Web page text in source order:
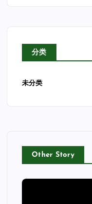
分类
未分类
Other Story